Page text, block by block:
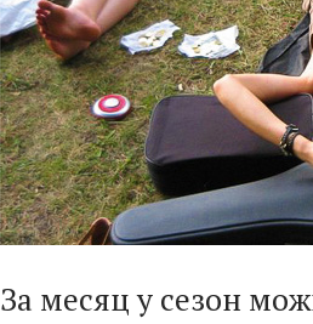
За месяц у сезон